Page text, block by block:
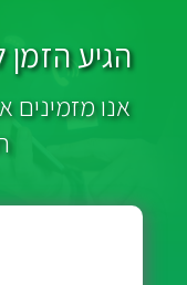
הגיע
אנו מזמינים